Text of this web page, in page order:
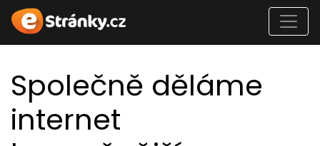
Společně děláme
internet